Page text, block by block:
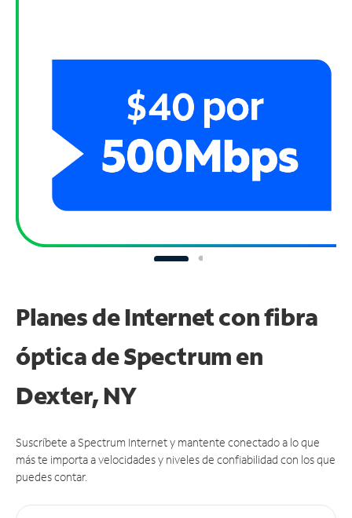
Planes de Internet con fibra
óptica de Spectrum en
Dexter, NY
Suscríbete a Spectrum Internet y mantente conectado a lo que
más te importa a velocidades y niveles de confiabilidad con los que
puedes contar.